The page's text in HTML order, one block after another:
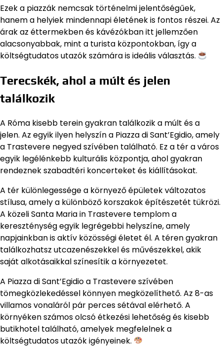
Ezek a piazzák nemcsak történelmi jelentőségűek,
hanem a helyiek mindennapi életének is fontos részei. Az
árak az éttermekben és kávézókban itt jellemzően
alacsonyabbak, mint a turista központokban, így a
költségtudatos utazók számára is ideális választás.
Terecskék, ahol a múlt és jelen
találkozik
A Róma kisebb terein gyakran találkozik a múlt és a
jelen. Az egyik ilyen helyszín a Piazza di Sant’Egidio, amely
a Trastevere negyed szívében található. Ez a tér a város
egyik legélénkebb kulturális központja, ahol gyakran
rendeznek szabadtéri koncerteket és kiállításokat.
A tér különlegessége a környező épületek változatos
stílusa, amely a különböző korszakok építészetét tükrözi.
A közeli Santa Maria in Trastevere templom a
kereszténység egyik legrégebbi helyszíne, amely
napjainkban is aktív közösségi életet él. A téren gyakran
találkozhatsz utcazenészekkel és művészekkel, akik
saját alkotásaikkal színesítik a környezetet.
A Piazza di Sant’Egidio a Trastevere szívében
tömegközlekedéssel könnyen megközelíthető. Az 8-as
villamos vonaláról pár perces sétával elérhető. A
környéken számos olcsó étkezési lehetőség és kisebb
butikhotel található, amelyek megfelelnek a
költségtudatos utazók igényeinek.